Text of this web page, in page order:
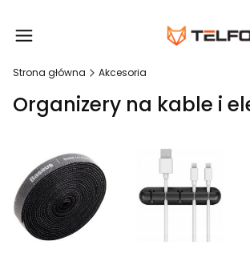
Strona główna Akcesoria
Organizery na kable i